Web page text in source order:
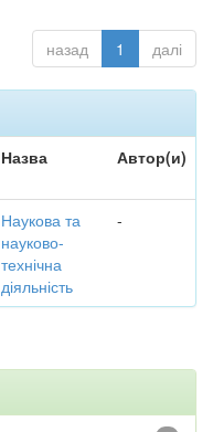
назад 1 далі
Назва Автор(и)
Наукова та
науково-
технічна
діяльність
-